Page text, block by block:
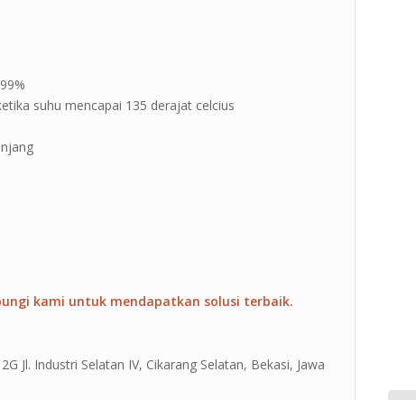
suhu mencapai 135 derajat celcius
kami untuk mendapatkan solusi terbaik.
Jl. Industri Selatan IV, Cikarang Selatan, Bekasi, Jawa